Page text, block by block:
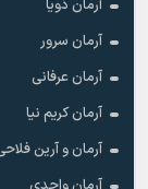
آرمان ذویا
آرمان سرور
آرمان عرفانی
آرمان کریم نیا
آرمان و آرین